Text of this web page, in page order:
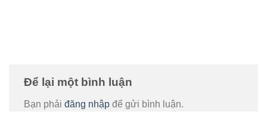
Để lại một bình luận
Bạn phải đăng nhập để gửi bình luận.